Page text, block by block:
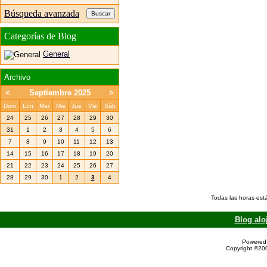
Búsqueda avanzada
Categorías de Blog
General
Archivo
<
>
Septiembre 2025
Dom Lun Mar Mie Jue Vie
Sáb
24
25 26 27 28 29
30
31
1 2 3 4 5
6
7
8 9 10 11 12
13
14
15 16 17 18 19
20
21
22 23 24 25 26
27
28
29 30 1 2 3 4
Todas las horas
Blog
Copyright